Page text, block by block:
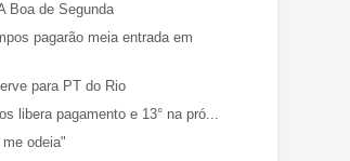
Boa de Segunda
pagarão meia entrada em
para PT do Rio
libera pagamento e 13° na pró...
odeia"